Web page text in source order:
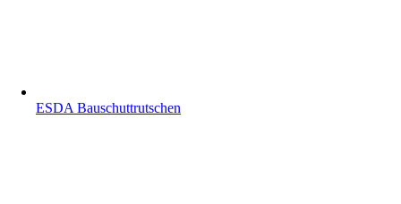
ESDA Bauschuttrutschen